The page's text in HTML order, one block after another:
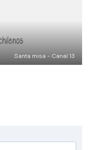
Santa misa - Canal 13